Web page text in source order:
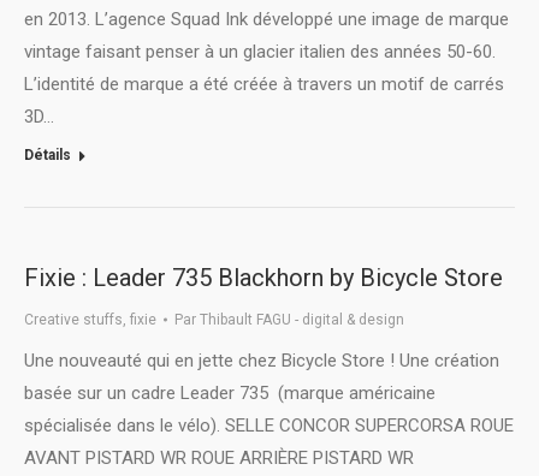
en 2013. L’agence Squad Ink développé une image de marque
vintage faisant penser à un glacier italien des années 50-60.
L’identité de marque a été créée à travers un motif de carrés
3D…
Détails
Fixie : Leader 735 Blackhorn by Bicycle Store
Creative stuffs, fixie Par Thibault FAGU - digital & design
Une nouveauté qui en jette chez Bicycle Store ! Une création
basée sur un cadre Leader 735 (marque américaine
spécialisée dans le vélo). SELLE CONCOR SUPERCORSA ROUE
AVANT PISTARD WR ROUE ARRIÈRE PISTARD WR